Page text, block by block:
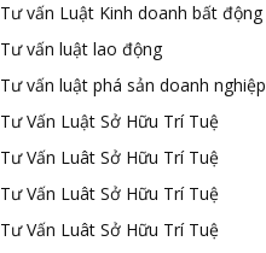
Tư vấn Luật Kinh doanh bất động
Tư vấn luật lao động
Tư vấn luật phá sản doanh nghiệp
Tư Vấn Luật Sở Hữu Trí Tuệ
Tư Vấn Luât Sở Hữu Trí Tuệ
Tư Vấn Luât Sở Hữu Trí Tuệ
Tư Vấn Luât Sở Hữu Trí Tuệ